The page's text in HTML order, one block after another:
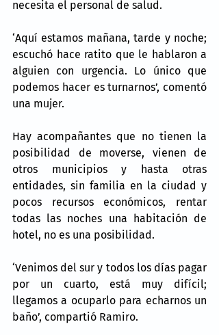
necesita el personal de salud.
‘Aquí estamos mañana, tarde y noche;
escuchó hace ratito que le hablaron a
alguien con urgencia. Lo único que
podemos hacer es turnarnos’, comentó
una mujer.
Hay acompañantes que no tienen la
posibilidad de moverse, vienen de
otros municipios y hasta otras
entidades, sin familia en la ciudad y
pocos recursos económicos, rentar
todas las noches una habitación de
hotel, no es una posibilidad.
‘Venimos del sur y todos los días pagar
por un cuarto, está muy difícil;
llegamos a ocuparlo para echarnos un
baño’, compartió Ramiro.